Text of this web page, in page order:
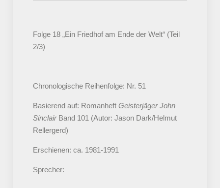
Folge 18 „Ein Friedhof am Ende der Welt“ (Teil
2/3)
Chronologische Reihenfolge: Nr. 51
Basierend auf: Romanheft Geisterjäger John
SinclairBand 101 (Autor: Jason Dark/Helmut
Rellergerd)
Erschienen: ca. 1981-1991
Sprecher: